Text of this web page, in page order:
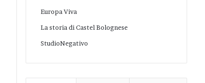
Europa Viva
La storia di Castel Bolognese
StudioNegativo